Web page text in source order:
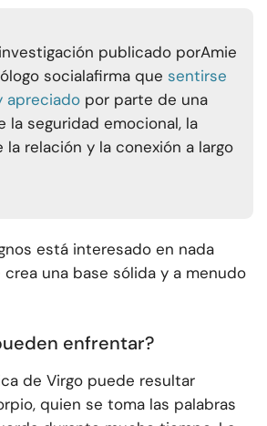
publicado porAmie
socialafirma que sentirse
apreciado por parte de una
la seguridad emocional, la
relación y la conexión a largo
está interesado en nada
una base sólida y a menudo
enfrentar?
de Virgo puede resultar
quien se toma las palabras